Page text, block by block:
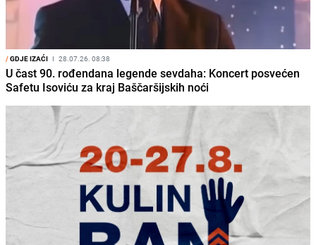
/GDJE IZAĆI I 28.07.26. 08:38
U čast 90. rođendana legende sevdaha: Koncert posvećen
Safetu Isoviću za kraj Baščaršijskih noći